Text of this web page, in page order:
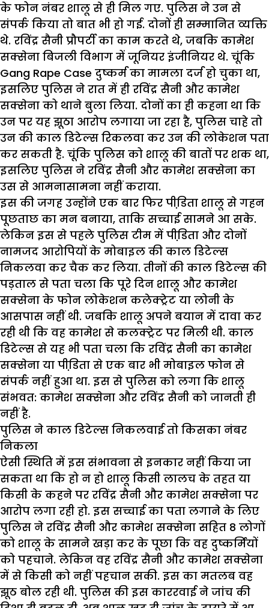
के फोन नंबर शालू से ही मिल गए. पुलिस ने उन से
संपर्क किया तो बात भी हो गई. दोनों ही सम्मानित व्यक्ति
थे. रविंद्र सैनी प्रौपर्टी का काम करते थे, जबकि कामेश
सक्सेना बिजली विभाग में जूनियर इंजीनियर थे. चूंकि
Gang Rape Case दुष्कर्म का मामला दर्ज हो चुका था,
इसलिए पुलिस ने रात में ही रविंद्र सैनी और कामेश
सक्सेना को थाने बुला लिया. दोनों का ही कहना था कि
उन पर यह झूठा आरोप लगाया जा रहा है, पुलिस चाहे तो
उन की काल डिटेल्स रिकलवा कर उन की लोकेशन पता
कर सकती है. चूंकि पुलिस को शालू की बातों पर शक था,
इसलिए पुलिस ने रविंद्र सैनी और कामेश सक्सेना का
उस से आमनासामना नहीं कराया.
इस की जगह उन्होंने एक बार फिर पीडि़ता शालू से गहन
पूछताछ का मन बनाया, ताकि सच्चाई सामने आ सके.
लेकिन इस से पहले पुलिस टीम में पीडि़ता और दोनों
नामजद आरोपियों के मोबाइल की काल डिटेल्स
निकलवा कर चैक कर लिया. तीनों की काल डिटेल्स की
पड़ताल से पता चला कि पूरे दिन शालू और कामेश
सक्सेना के फोन लोकेशन कलेक्ट्रेट या लोनी के
आसपास नहीं थी. जबकि शालू अपने बयान में दावा कर
रही थी कि वह कामेश से कलक्ट्रेट पर मिली थी. काल
डिटेल्स से यह भी पता चला कि रविंद्र सैनी का कामेश
सक्सेना या पीडि़ता से एक बार भी मोबाइल फोन से
संपर्क नहीं हुआ था. इस से पुलिस को लगा कि शालू
संभवत: कामेश सक्सेना और रविंद्र सैनी को जानती ही
नहीं है.
पुलिस ने काल डिटेल्स निकलवाई तो किसका नंबर
निकला
ऐसी स्थिति में इस संभावना से इनकार नहीं किया जा
सकता था कि हो न हो शालू किसी लालच के तहत या
किसी के कहने पर रविंद्र सैनी और कामेश सक्सेना पर
आरोप लगा रही हो. इस सच्चाई का पता लगाने के लिए
पुलिस ने रविंद्र सैनी और कामेश सक्सेना सहित 8 लोगों
को शालू के सामने खड़ा कर के पूछा कि वह दुष्कर्मियों
को पहचाने. लेकिन वह रविंद्र सैनी और कामेश सक्सेना
में से किसी को नहीं पहचान सकी. इस का मतलब वह
झूठ बोल रही थी. पुलिस की इस काररवाई ने जांच की